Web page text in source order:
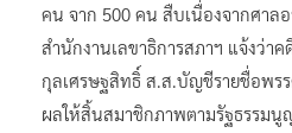
คน จาก 500 คน สืบเนื่องจากศาล
สำนักงานเลขาธิการสภาฯ แจ้งว่า
กุลเศรษฐสิทธิ์ ส.ส.บัญชีรายชื่อพร
ผลให้สิ้นสมาชิกภาพตามรัฐธรรมนู